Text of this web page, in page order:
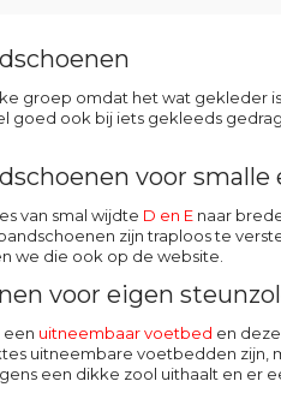
groep omdat het wat gekleder
goed ook bij iets gekleeds
voor smalle
van smal wijdte D en Enaar
zijn traploos te
we die ook op de website.
voor eigen
een uitneembaar voetbed en deze
uitneembare voetbedden zijn,
een dikke zool uithaalt en er